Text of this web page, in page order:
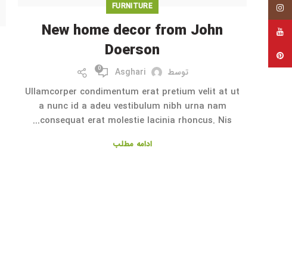
FURNITURE
New home decor from John
Doerson
توسط Asghari
0
Ullamcorper condimentum erat pretium velit at ut
a nunc id a adeu vestibulum nibh urna nam
consequat erat molestie lacinia rhoncus. Nis...
ادامه مطلب